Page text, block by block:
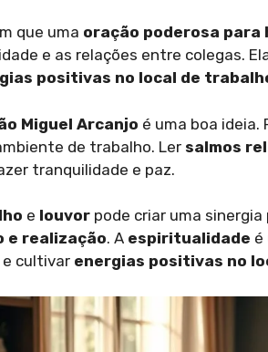
que uma oração poderosa
e as relações entre colegas.
positivas no local de
Miguel Arcanjo é uma boa ideia.
de trabalho. Ler salmos
tranquilidade e paz.
e louvor pode criar uma
e realização. A espiritualidade é
e cultivar energias positivas no